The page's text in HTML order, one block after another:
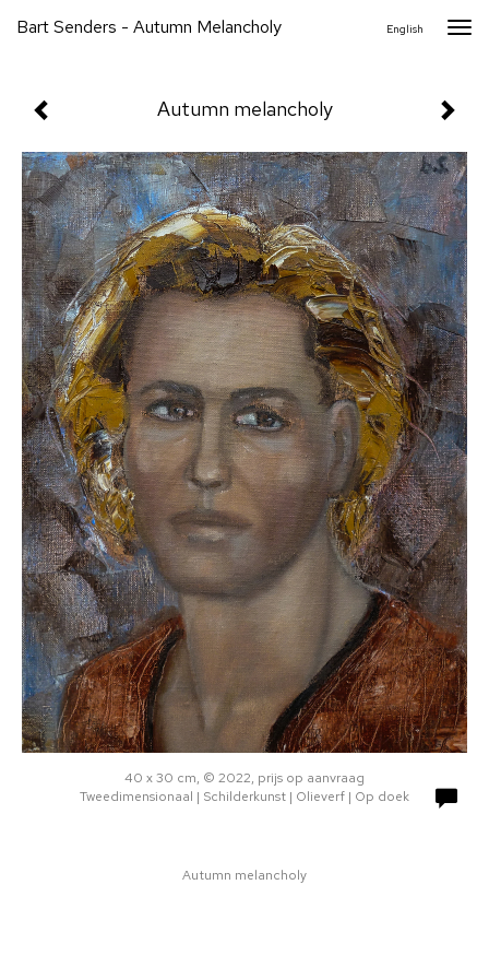
Bart Senders - Autumn Melancholy English
Autumn melancholy
40 x 30 cm, © 2022, prijs op aanvraag
Tweedimensionaal | Schilderkunst | Olieverf | Op doek
Autumn melancholy